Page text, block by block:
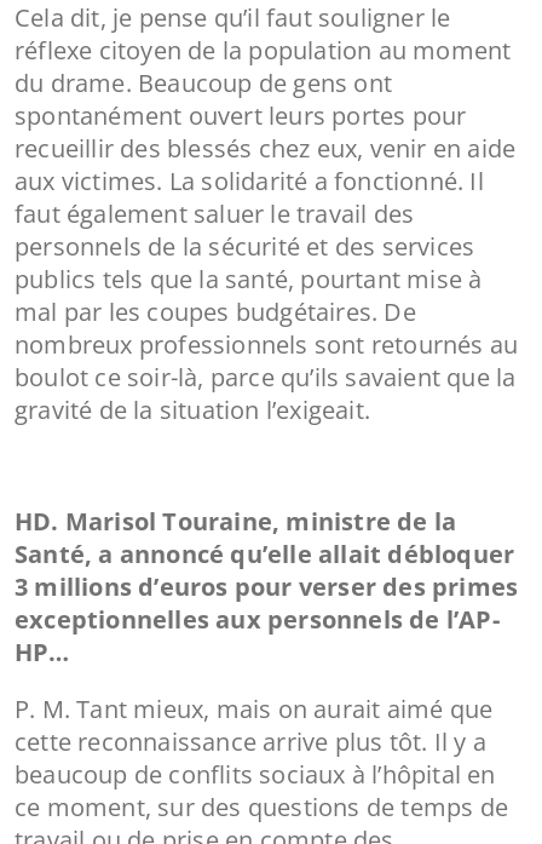
Cela dit, je pense qu’il faut souligner le
réflexe citoyen de la population au moment
du drame. Beaucoup de gens ont
spontanément ouvert leurs portes pour
recueillir des blessés chez eux, venir en aide
aux victimes. La solidarité a fonctionné. Il
faut également saluer le travail des
personnels de la sécurité et des services
publics tels que la santé, pourtant mise à
mal par les coupes budgétaires. De
nombreux professionnels sont retournés au
boulot ce soir-là, parce qu’ils savaient que la
gravité de la situation l’exigeait.
HD. Marisol Touraine, ministre de la
Santé, a annoncé qu’elle allait débloquer
3 millions d’euros pour verser des primes
exceptionnelles aux personnels de l’AP-
HP…
P. M. Tant mieux, mais on aurait aimé que
cette reconnaissance arrive plus tôt. Il y a
beaucoup de conflits sociaux à l’hôpital en
ce moment, sur des questions de temps de